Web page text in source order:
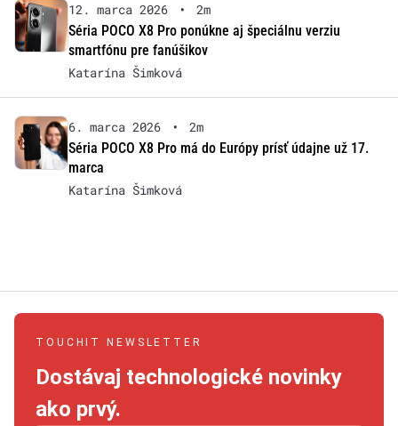
12. marca 2026 •
2m
Séria POCO X8 Pro ponúkne aj špeciálnu verziu
smartfónu pre fanúšikov
Katarína Šimková
6. marca 2026 •
2m
Séria POCO X8 Pro má do Európy prísť údajne už 17.
marca
Katarína Šimková
TOUCHIT NEWSLETTER
Dostávaj technologické novinky
ako prvý.